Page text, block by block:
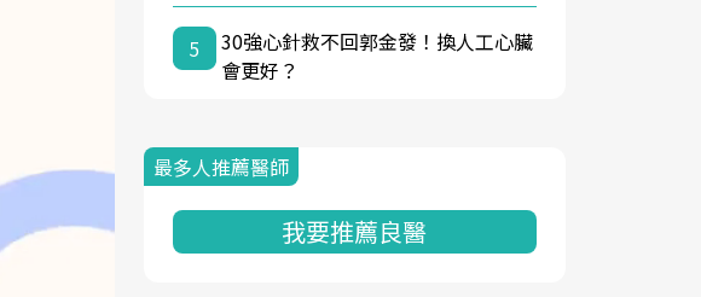
5
30強心針救不回郭金發！換人工心臟
會更好？
最多人推薦醫師
我要推薦良醫